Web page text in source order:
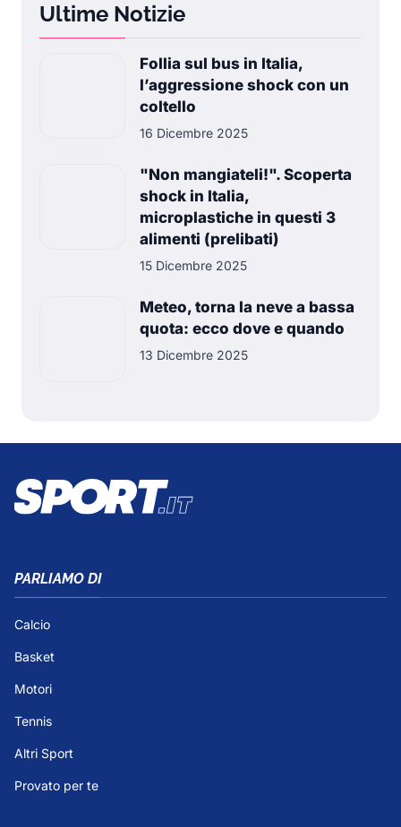
Ultime Notizie
Follia sul bus in Italia,
l’aggressione shock con un
coltello
16 Dicembre 2025
"Non mangiateli!". Scoperta
shock in Italia,
microplastiche in questi 3
alimenti (prelibati)
15 Dicembre 2025
Meteo, torna la neve a bassa
quota: ecco dove e quando
13 Dicembre 2025
PARLIAMO DI
Calcio
Basket
Motori
Tennis
Altri Sport
Provato per te